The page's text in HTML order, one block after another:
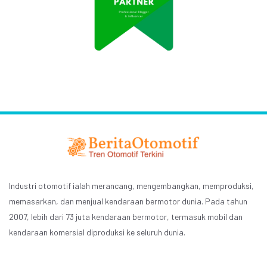
Industri otomotif ialah merancang, mengembangkan, memproduksi,
memasarkan, dan menjual kendaraan bermotor dunia. Pada tahun
2007, lebih dari 73 juta kendaraan bermotor, termasuk mobil dan
kendaraan komersial diproduksi ke seluruh dunia.